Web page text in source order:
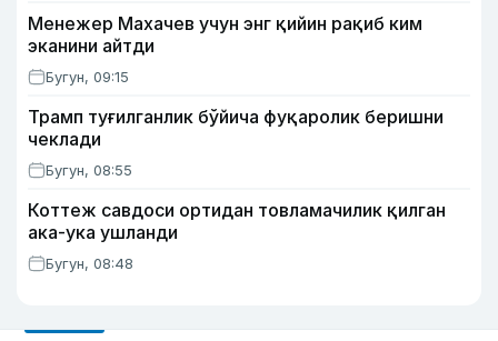
Менежер Махачев учун энг қийин рақиб ким
эканини айтди
Бугун, 09:15
Трамп туғилганлик бўйича фуқаролик беришни
чеклади
Бугун, 08:55
Коттеж савдоси ортидан товламачилик қилган
ака-ука ушланди
Бугун, 08:48